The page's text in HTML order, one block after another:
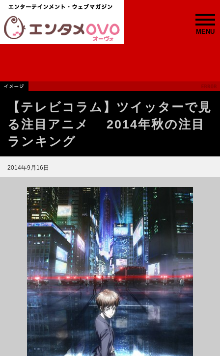
MENU
【テレビコラム】ツイッターで見
る注目アニメ 2014年秋の注目
ランキング
2014年9月16日